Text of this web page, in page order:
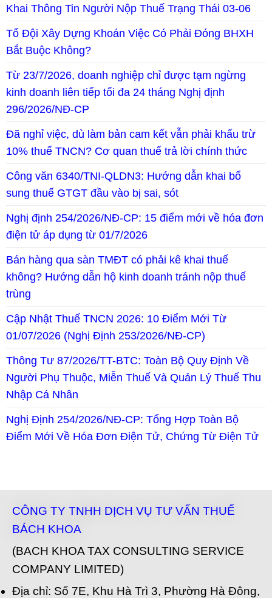
Khai Thông Tin Người Nộp Thuế Trạng Thái 03-06
Tổ Đội Xây Dựng Khoán Việc Có Phải Đóng BHXH
Bắt Buộc Không?
Từ 23/7/2026, doanh nghiệp chỉ được tạm ngừng
kinh doanh liên tiếp tối đa 24 tháng Nghị định
296/2026/NĐ-CP
Đã nghỉ việc, dù làm bản cam kết vẫn phải khấu trừ
10% thuế TNCN? Cơ quan thuế trả lời chính thức
Công văn 6340/TNI-QLDN3: Hướng dẫn khai bổ
sung thuế GTGT đầu vào bị sai, sót
Nghị định 254/2026/NĐ-CP: 15 điểm mới về hóa đơn
điện tử áp dụng từ 01/7/2026
Bán hàng qua sàn TMĐT có phải kê khai thuế
không? Hướng dẫn hộ kinh doanh tránh nộp thuế
trùng
Cập Nhật Thuế TNCN 2026: 10 Điểm Mới Từ
01/07/2026 (Nghị Định 253/2026/NĐ-CP)
Thông Tư 87/2026/TT-BTC: Toàn Bộ Quy Định Về
Người Phụ Thuộc, Miễn Thuế Và Quản Lý Thuế Thu
Nhập Cá Nhân
Nghị Định 254/2026/NĐ-CP: Tổng Hợp Toàn Bộ
Điểm Mới Về Hóa Đơn Điện Tử, Chứng Từ Điện Tử
CÔNG TY TNHH DỊCH VỤ TƯ VẤN THUẾ
BÁCH KHOA
(BACH KHOA TAX CONSULTING SERVICE
COMPANY LIMITED)
Địa chỉ: Số 7E, Khu Hà Trì 3, Phường Hà Đông,